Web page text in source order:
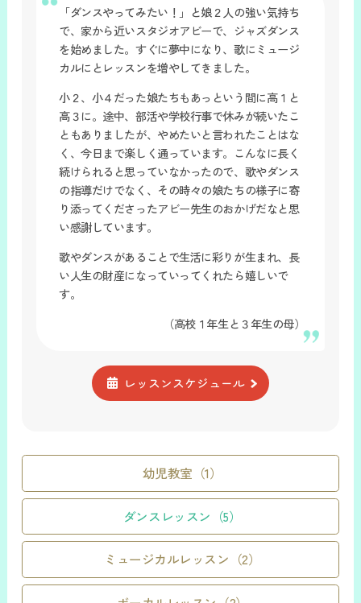
「ダンスやってみたい！」と娘２人の強い気持ち
で、家から近いスタジオアビーで、ジャズダンス
を始めました。すぐに夢中になり、歌にミュージ
カルにとレッスンを増やしてきました。
小２、小４だった娘たちもあっという間に高１と
高３に。途中、部活や学校行事で休みが続いたこ
ともありましたが、やめたいと言われたことはな
く、今日まで楽しく通っています。こんなに長く
続けられると思っていなかったので、歌やダンス
の指導だけでなく、その時々の娘たちの様子に寄
り添ってくださったアビー先生のおかげだなと思
い感謝しています。
歌やダンスがあることで生活に彩りが生まれ、長
い人生の財産になっていってくれたら嬉しいで
す。
（高校１年生と３年生の母）
レッスンスケジュール
幼児教室（1）
ダンスレッスン（5）
ミュージカルレッスン（2）